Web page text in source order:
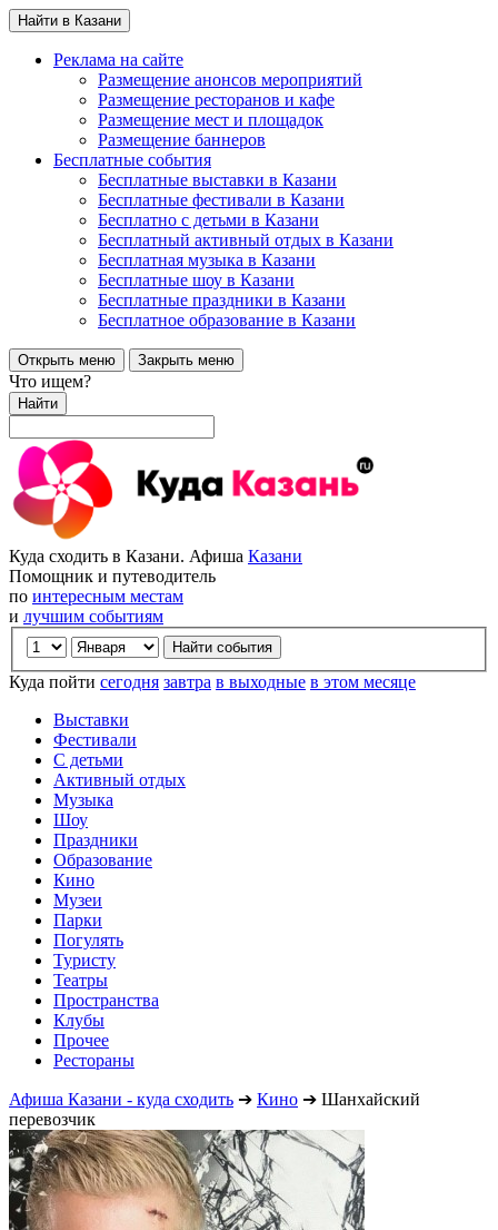
Найти в Казани
Реклама на сайте
Размещение анонсов мероприятий
Размещение ресторанов и кафе
Размещение мест и площадок
Размещение баннеров
Бесплатные события
Бесплатные выставки в Казани
Бесплатные фестивали в Казани
Бесплатно с детьми в Казани
Бесплатный активный отдых в Казани
Бесплатная музыка в Казани
Бесплатные шоу в Казани
Бесплатные праздники в Казани
Бесплатное образование в Казани
Открыть меню Закрыть меню
Что ищем?
Найти
Куда сходить в Казани. Афиша Казани
Помощник и путеводитель
по интересным местам
и лучшим событиям
Куда пойти сегодня завтра в выходные в этом месяце
Выставки
Фестивали
С детьми
Активный отдых
Музыка
Шоу
Праздники
Образование
Кино
Музеи
Парки
Погулять
Туристу
Театры
Пространства
Клубы
Прочее
Рестораны
Афиша Казани - куда сходить ➔ Кино ➔ Шанхайский
перевозчик